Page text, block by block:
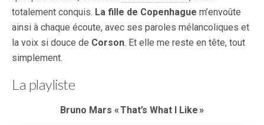
totalement conquis. La fille de Copenhague m’envoûte
ainsi à chaque écoute, avec ses paroles mélancoliques et
la voix si douce de Corson. Et elle me reste en tête, tout
simplement.
La playliste
Bruno Mars « That’s What I Like »